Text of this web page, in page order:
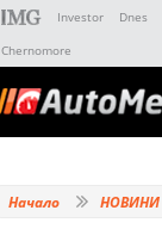
Investor Dnes
Chernomore
Начало НОВИНИ